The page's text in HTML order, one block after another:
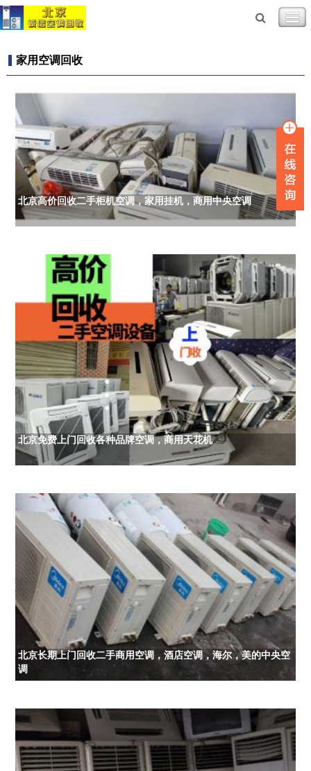
家用空调回收
北京高价回收二手柜机空调，家用挂机，商用中央空调
北京免费上门回收各种品牌空调，商用天花机
北京长期上门回收二手商用空调，酒店空调，海尔，美的中央空
调